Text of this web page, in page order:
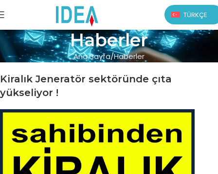
TÜRKÇE
Haberler
Ana Sayfa Haberler
Kiralık Jeneratör sektöründe çıta
yükseliyor !